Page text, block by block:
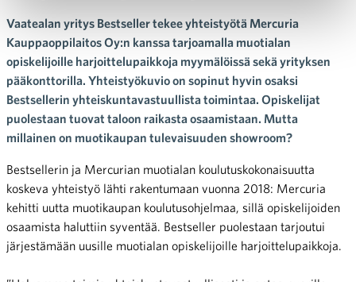
Vaatealan yritys Bestseller tekee yhteistyötä Mercuria
Kauppaoppilaitos Oy:n kanssa tarjoamalla muotialan
opiskelijoille harjoittelupaikkoja myymälöissä sekä yrityksen
pääkonttorilla. Yhteistyökuvio on sopinut hyvin osaksi
Bestsellerin yhteiskuntavastuullista toimintaa. Opiskelijat
puolestaan tuovat taloon raikasta osaamistaan. Mutta
millainen on muotikaupan tulevaisuuden showroom?
Bestsellerin ja Mercurian muotialan koulutuskokonaisuutta
koskeva yhteistyö lähti rakentumaan vuonna 2018: Mercuria
kehitti uutta muotikaupan koulutusohjelmaa, sillä opiskelijoiden
osaamista haluttiin syventää. Bestseller puolestaan tarjoutui
järjestämään uusille muotialan opiskelijoille harjoittelupaikkoja.